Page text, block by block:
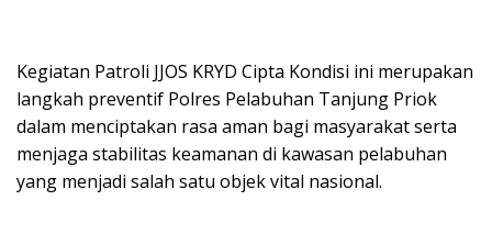
Kegiatan Patroli JJOS KRYD Cipta Kondisi ini merupakan
langkah preventif Polres Pelabuhan Tanjung Priok
dalam menciptakan rasa aman bagi masyarakat serta
menjaga stabilitas keamanan di kawasan pelabuhan
yang menjadi salah satu objek vital nasional.